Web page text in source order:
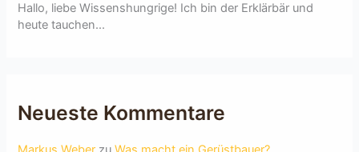
Hallo, liebe Wissenshungrige! Ich bin der Erklärbär und
heute tauchen...
Neueste Kommentare